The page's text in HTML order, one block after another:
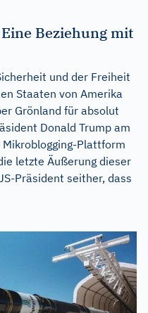
Beziehung mit
und der Freiheit
Staaten von Amerika
Grönland für absolut
Donald Trump am
Plattform
letzte Äußerung dieser
Präsident seither, dass